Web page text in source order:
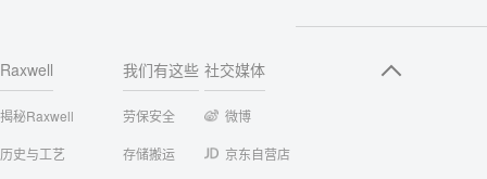
Raxwell
揭秘Raxwell
历史与工艺
我们有这些
劳保安全
存储搬运
社交媒体
微博
京东自营店